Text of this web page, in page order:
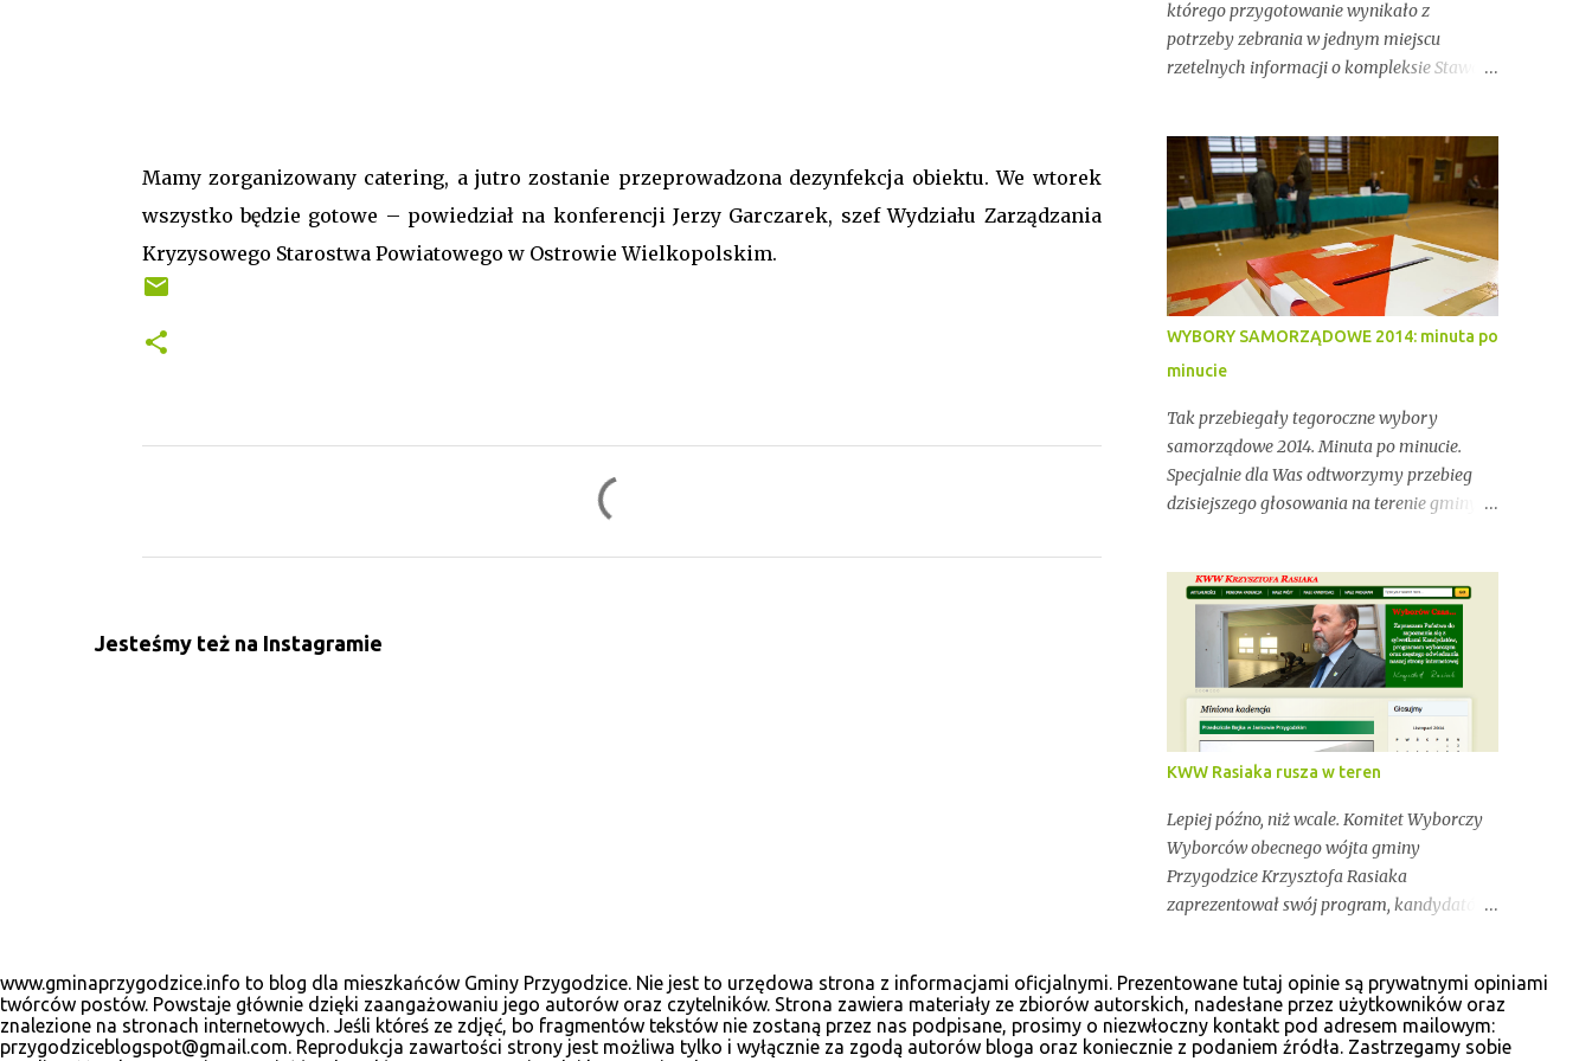
Mamy zorganizowany catering, a jutro zostanie przeprowadzona dezynfekcja obiektu. We wtorek
wszystko będzie gotowe – powiedział na konferencji Jerzy Garczarek, szef Wydziału Zarządzania
Kryzysowego Starostwa Powiatowego w Ostrowie Wielkopolskim.
t
Jesteśmy też na Instagramie
którego przygotowanie wynikało z
potrzeby zebrania w jednym miejscu
rzetelnych informacji o kompleksie Stawów
gospodarczym i społecznym. Przez lata
stawy te były miejscem stabilnej hodowli
ryb, ważnym punktem lokalnej tożsamości
oraz kluczowym elementem ekosystemu
Doliny Baryczy. W ostatnich latach stały się
jednak również przedmiotem konfliktów,
napięć i realnych zagrożeń związanych z
brakiem ciągłości dzierżawy oraz
niewystarczającym wsparciem
instytucjonalnym.
WYBORY SAMORZĄDOWE 2014: minuta po
minucie
Tak przebiegały tegoroczne wybory
samorządowe 2014. Minuta po minucie.
Specjalnie dla Was odtworzymy przebieg
dzisiejszego głosowania na terenie gminy
rady oraz wójta. Dopóki przy wynikach
widnieje adnotacja "NIEOFICJALNE",
mówimy wyłącznie o nieoficjalnych
wynikach. Proszę na to uważać. Incydentów
podczas głosowania nie brakowało.
Wszystko zawarte zostanie w poniższym
kalendarium. Zaczynamy! Wystarczy, że
się w tym poście. Pozostańmy w stałym
kontakcie.
KWW Rasiaka rusza w teren
Lepiej późno, niż wcale. Komitet Wyborczy
Wyborców obecnego wójta gminy
Przygodzice Krzysztofa Rasiaka
zaprezentował swój program, kandydatów
przeczytać można na odświeżonej stronie
internetowej www.krzysztofrasiak.pl .
Krzysztof Rasiak sprawował funkcję
www.gminaprzygodzice.info to blog dla mieszkańców Gminy Przygodzice. Nie jest to urzędowa strona z informacjami oficjalnymi. Prezentowane tutaj opinie są prywatnymi opiniami
twórców postów. Powstaje głównie dzięki zaangażowaniu jego autorów oraz czytelników. Strona zawiera materiały ze zbiorów autorskich, nadesłane przez użytkowników oraz
znalezione na stronach internetowych. Jeśli któreś ze zdjęć, bo fragmentów tekstów nie zostaną przez nas podpisane, prosimy o niezwłoczny kontakt pod adresem mailowym:
przygodziceblogspot@gmail.com. Reprodukcja zawartości strony jest możliwa tylko i wyłącznie za zgodą autorów bloga oraz koniecznie z podaniem źródła. Zastrzegamy sobie